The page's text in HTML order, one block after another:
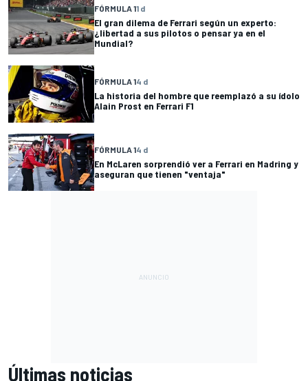
FÓRMULA 11 d
El gran dilema de Ferrari según un experto:
¿libertad a sus pilotos o pensar ya en el
Mundial?
FÓRMULA 14 d
La historia del hombre que reemplazó a su ídolo
Alain Prost en Ferrari F1
FÓRMULA 14 d
En McLaren sorprendió ver a Ferrari en Madring y
aseguran que tienen "ventaja"
Últimas noticias